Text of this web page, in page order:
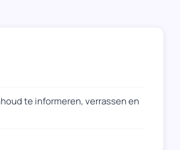
te informeren, verrassen en